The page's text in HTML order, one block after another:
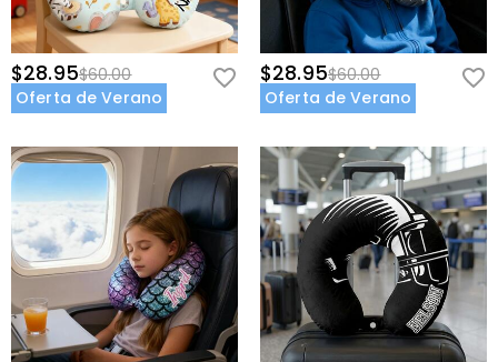
$28.95$60.00
Oferta de Verano
$28.95$60.00
Oferta de Verano